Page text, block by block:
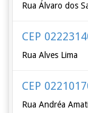
Rua Álvaro dos
CEP
Rua Alves Lima
CEP
Rua Andréa